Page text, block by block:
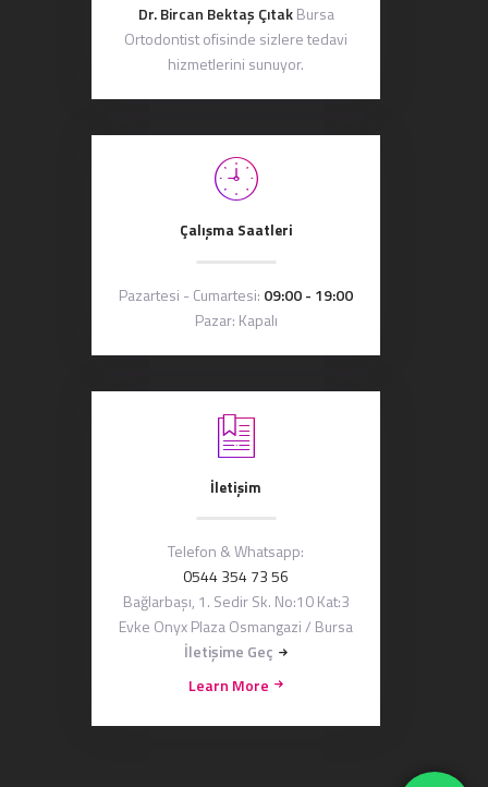
Dr. Bircan Bektaş ÇıtakBursa
Ortodontist ofisinde sizlere tedavi
hizmetlerini sunuyor.
Çalışma Saatleri
Pazartesi - Cumartesi: 09:00 - 19:00
Pazar: Kapalı
İletişim
Telefon & Whatsapp:
0544 354 73 56
Bağlarbaşı, 1. Sedir Sk. No:10 Kat:3
Evke Onyx Plaza Osmangazi / Bursa
İletişime Geç
Learn More